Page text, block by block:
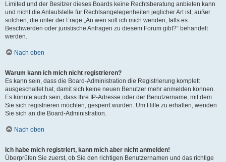
Limited und der Besitzer dieses Boards keine Rechtsberatung anbieten kann
und nicht die Anlaufstelle für Rechtsangelegenheiten jeglicher Art ist; außer
solchen, die unter der Frage „An wen soll ich mich wenden, falls es
Beschwerden oder juristische Anfragen zu diesem Forum gibt?“ behandelt
werden.
Nach oben
Warum kann ich mich nicht registrieren?
Es kann sein, dass die Board-Administration die Registrierung komplett
ausgeschaltet hat, damit sich keine neuen Benutzer mehr anmelden können.
Es könnte auch sein, dass Ihre IP-Adresse oder der Benutzername, mit dem
Sie sich registrieren möchten, gesperrt wurden. Um Hilfe zu erhalten, wenden
Sie sich an die Board-Administration.
Nach oben
Ich habe mich registriert, kann mich aber nicht anmelden!
Überprüfen Sie zuerst, ob Sie den richtigen Benutzernamen und das richtige